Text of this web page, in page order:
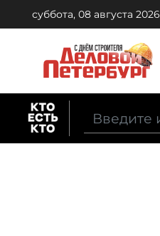
суббота, 08 августа 2026